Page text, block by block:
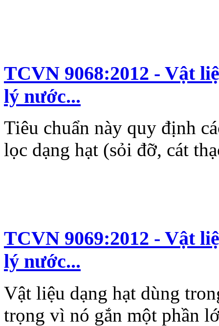
TCVN 9068:2012 - Vật
lý nước...
Tiêu chuẩn này quy định
lọc dạng hạt (sỏi đỡ, cát
TCVN 9069:2012 - Vật
lý nước...
Vật liệu dạng hạt dùng
trọng vì nó gắn một phần